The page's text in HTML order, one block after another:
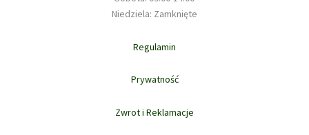
Niedziela: Zamknięte
Regulamin
Prywatność
Zwrot i Reklamacje